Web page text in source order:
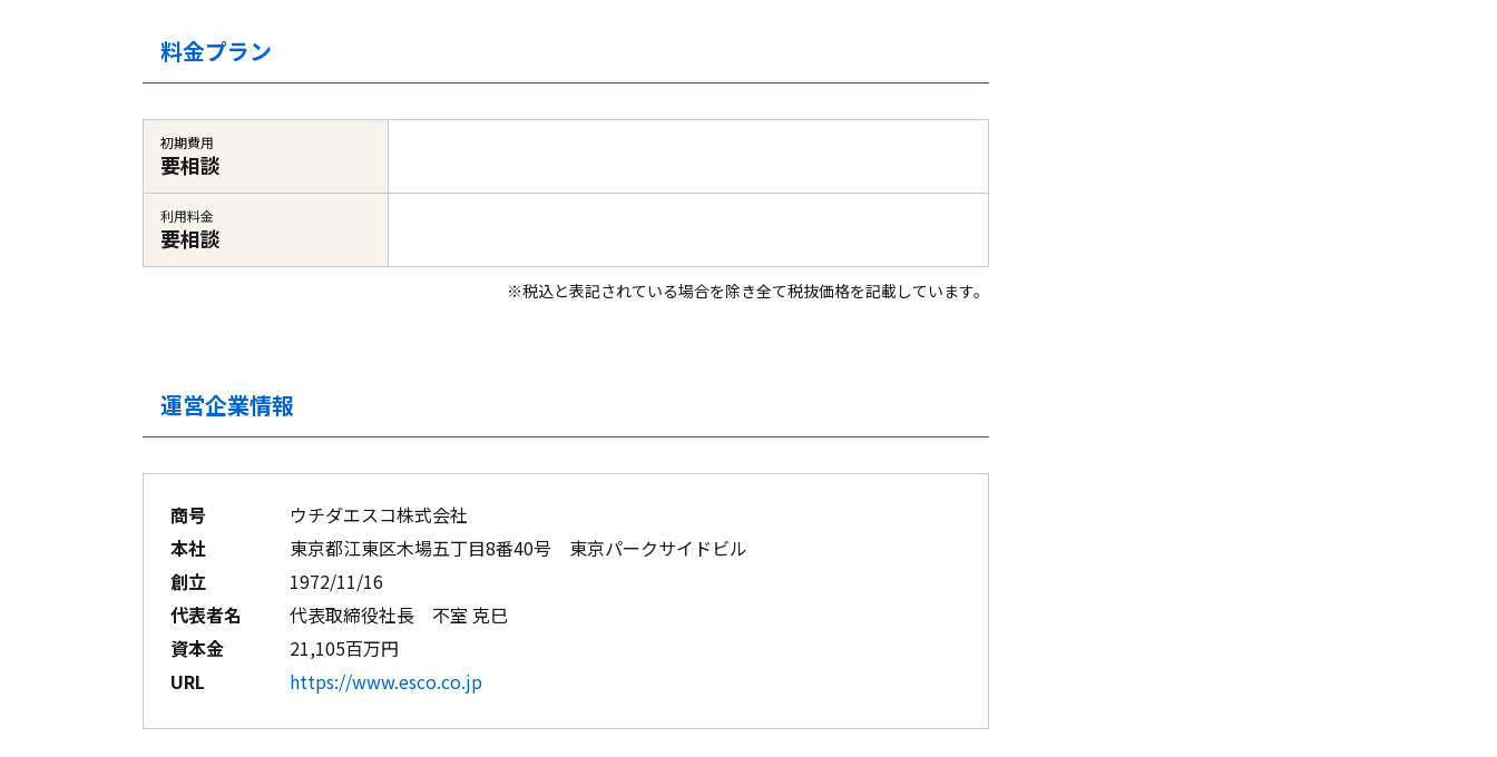
料金プラン
初期費用
要相談
利用料金
要相談
※税込と表記されている場合を除き全て税抜価格を記載しています。
運営企業情報
商号
ウチダエスコ株式会社
本社
東京都江東区木場五丁目8番40号 東京パークサイドビル
創立
1972/11/16
代表者名
代表取締役社長 不室 克巳
資本金
21,105百万円
URL
https://www.esco.co.jp